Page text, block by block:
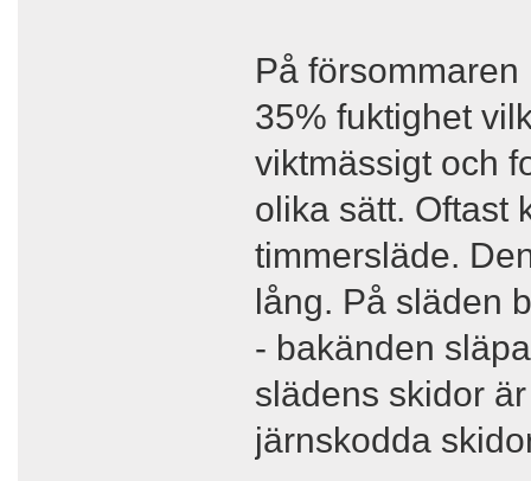
På
35% fuktighet
viktmässigt och
olika sätt. Oftast
timmersläde.
lång. På släden
- bakänden
slädens skidor
järnskodda